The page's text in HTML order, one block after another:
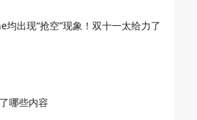
均出现“抢空”现象！双十一太给力了
哪些内容